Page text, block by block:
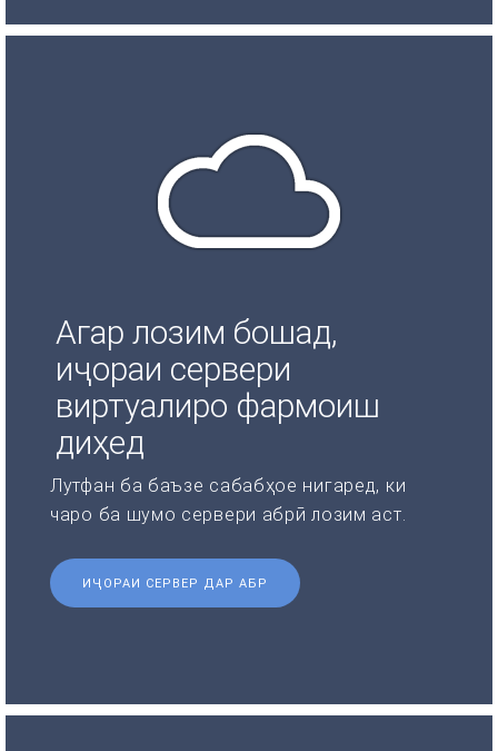
Агар лозим бошад,
иҷораи сервери
виртуалиро фармоиш
диҳед
Лутфан ба баъзе сабабҳое нигаред, ки
чаро ба шумо сервери абрӣ лозим аст.
ИҶОРАИ СЕРВЕР ДАР АБР